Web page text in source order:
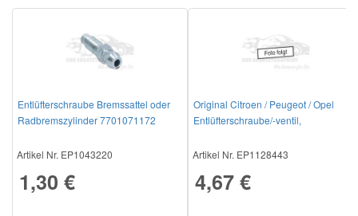
Entlüfterschraube Bremssattel oder
Radbremszylinder 7701071172
Artikel Nr. EP1043220
1,30 €
Original Citroen / Peugeot / Opel
Entlüfterschraube/-ventil,
Artikel Nr. EP1128443
4,67 €
Mitsubishi Ersatzteile
Porsche Ersatzteile